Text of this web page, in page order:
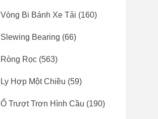
Vòng Bi Bánh Xe Tải (160)
Slewing Bearing (66)
Ròng Rọc (563)
Ly Hợp Một Chiều (59)
Ổ Trượt Trơn Hình Cầu (190)